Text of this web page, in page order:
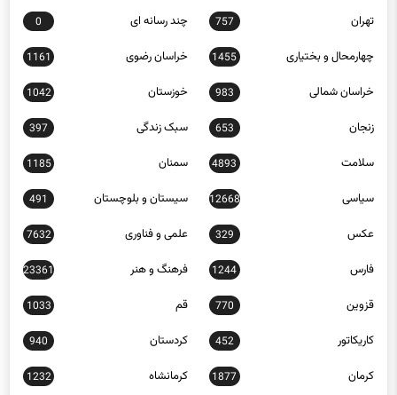
تهران 757 چند رسانه ای 0
چهارمحال و بختیاری 1455 خراسان رضوی 1161
خراسان شمالی 983 خوزستان 1042
زنجان 653 سبک زندگی 397
سلامت 4893 سمنان 1185
سیاسی 12668 سیستان و بلوچستان 491
عکس 329 علمی و فناوری 7632
فارس 1244 فرهنگ و هنر 23361
قزوین 770 قم 1033
کاریکاتور 452 کردستان 940
کرمان 1877 کرمانشاه 1232